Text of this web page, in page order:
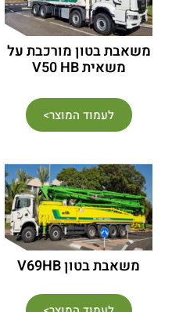
משאבת בטון מורכבת על
משאית V50 HB
לעמוד המוצר>
משאבת בטון V69HB